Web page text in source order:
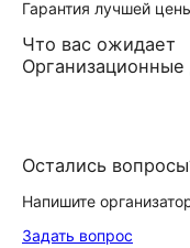
Гарантия лучшей
Что вас ожидает
Организационные
Остались
Напишите
Задать вопрос